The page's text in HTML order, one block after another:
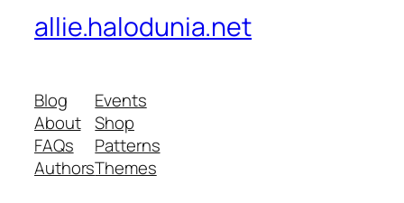
allie.halodunia.net
Blog
About
FAQs
Authors
Events
Shop
Patterns
Themes